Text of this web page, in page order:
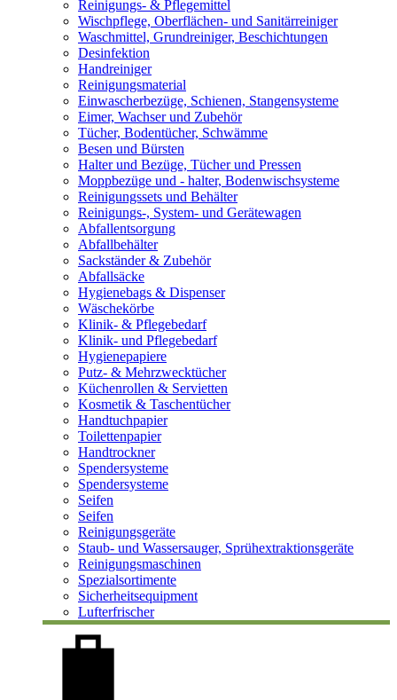
Reinigungs- & Pflegemittel
Wischpflege, Oberflächen- und Sanitärreiniger
Waschmittel, Grundreiniger, Beschichtungen
Desinfektion
Handreiniger
Reinigungsmaterial
Einwascherbezüge, Schienen, Stangensysteme
Eimer, Wachser und Zubehör
Tücher, Bodentücher, Schwämme
Besen und Bürsten
Halter und Bezüge, Tücher und Pressen
Moppbezüge und - halter, Bodenwischsysteme
Reinigungssets und Behälter
Reinigungs-, System- und Gerätewagen
Abfallentsorgung
Abfallbehälter
Sackständer & Zubehör
Abfallsäcke
Hygienebags & Dispenser
Wäschekörbe
Klinik- & Pflegebedarf
Klinik- und Pflegebedarf
Hygienepapiere
Putz- & Mehrzwecktücher
Küchenrollen & Servietten
Kosmetik & Taschentücher
Handtuchpapier
Toilettenpapier
Handtrockner
Spendersysteme
Spendersysteme
Seifen
Seifen
Reinigungsgeräte
Staub- und Wassersauger, Sprühextraktionsgeräte
Reinigungsmaschinen
Spezialsortimente
Sicherheitsequipment
Lufterfrischer